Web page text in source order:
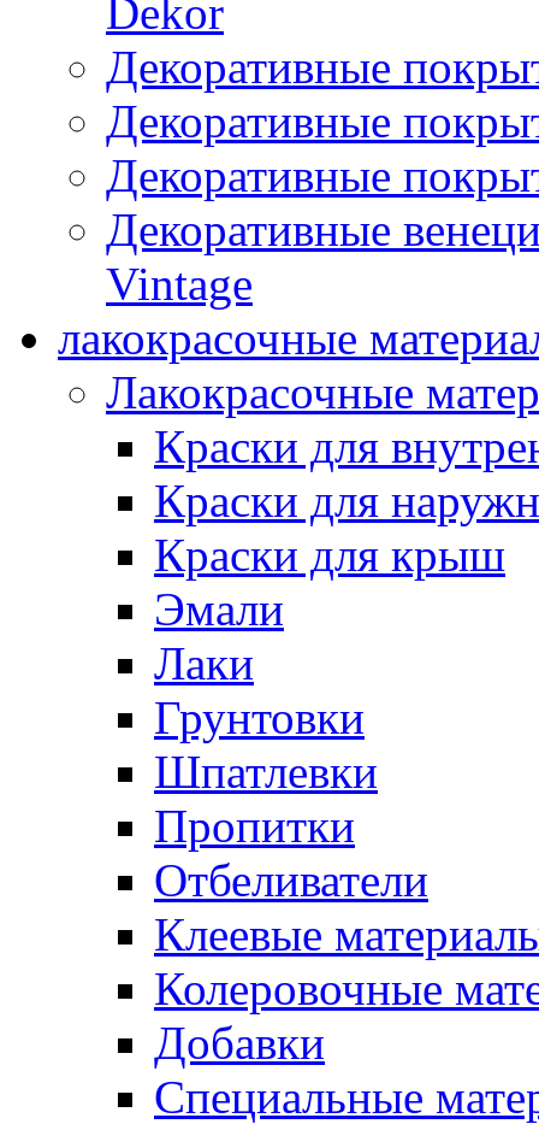
Dekor
Декоративные
Декоративные
Декоративные
Декоративные
Vintage
лакокрасочные
Лакокрасочные
Краски для
Краски для
Краски для крыш
Эмали
Лаки
Грунтовки
Шпатлевки
Пропитки
Отбеливатели
Клеевые
Колеровочные
Добавки
Специальные